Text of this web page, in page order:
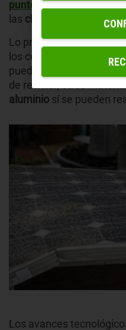
puntos limpiosde
las claves para su
Lo primero que debes
los componentes
del
pueden reutilizar. A
de reciclar, otros
aluminio sí se pueden
Los avances